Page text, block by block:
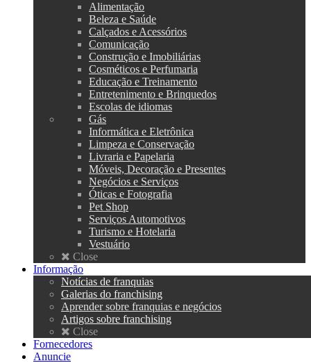
Alimentação
Beleza e Saúde
Calçados e Acessórios
Comunicação
Construção e Imobiliárias
Cosméticos e Perfumaria
Educação e Treinamento
Entretenimento e Brinquedos
Escolas de idiomas
Gás
Informática e Eletrônica
Limpeza e Conservação
Livraria e Papelaria
Móveis, Decoração e Presentes
Negócios e Serviços
Óticas e Fotografia
Pet Shop
Serviços Automotivos
Turismo e Hotelaria
Vestuário
Close
Informação
Notícias de franquias
Galerias do franchising
Aprender sobre franquias e negócios
Artigos sobre franchising
Close
Fornecedores
Anuncie